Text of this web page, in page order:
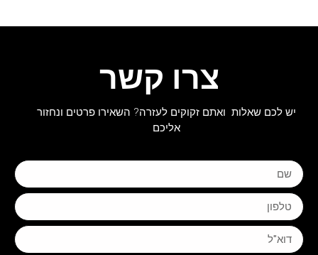
צרו קשר
יש לכם שאלות ואתם זקוקים לעזרה? השאירו פרטים ונחזור
אליכם